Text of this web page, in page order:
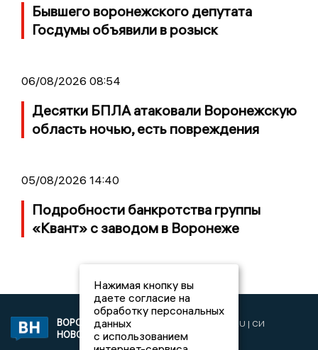
Бывшего воронежского депутата
Госдумы объявили в розыск
06/08/2026 08:54
Десятки БПЛА атаковали Воронежскую
область ночью, есть повреждения
05/08/2026 14:40
Подробности банкротства группы
«Квант» с заводом в Воронеже
ВОРОНЕЖСКИЕ
НОВОСТИ
2019 © VORONEZHNEWS.RU | СИ
«Воронежские новости»
Нажимая кнопку вы
даете согласие на
обработку персональных
данных
с использованием